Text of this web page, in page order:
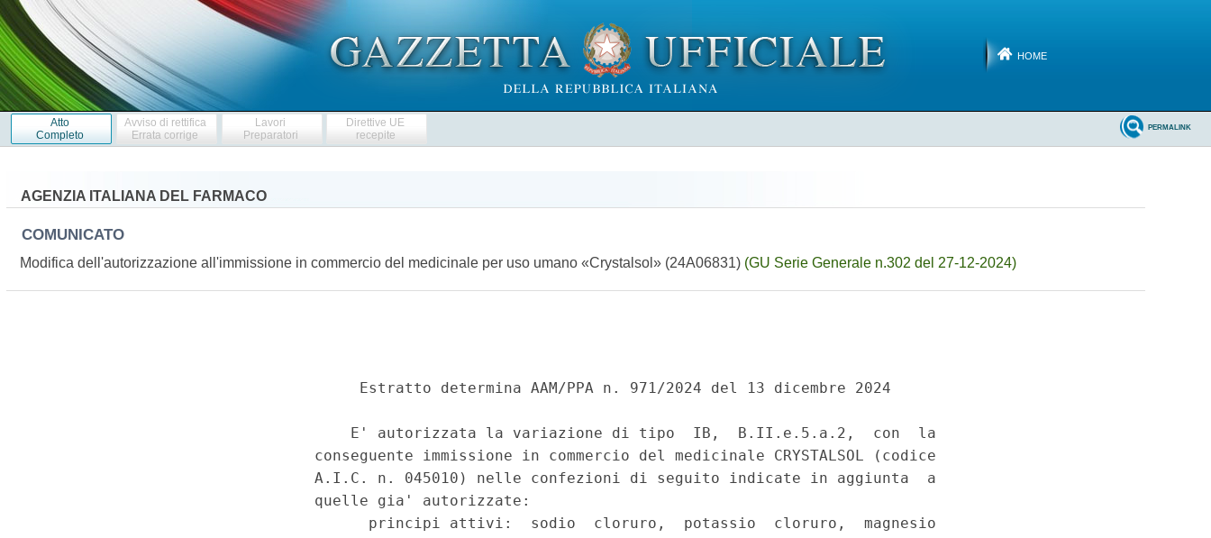
HOME
Atto
Completo
Avviso di rettifica
Errata corrige
Lavori
Preparatori
Direttive UE
recepite
PERMALINK
AGENZIA ITALIANA DEL FARMACO
COMUNICATO
Modifica dell'autorizzazione all'immissione in commercio del medicinale per uso umano «Crystalsol» (24A06831) (GU Serie Generale n.302 del 27-12-2024)